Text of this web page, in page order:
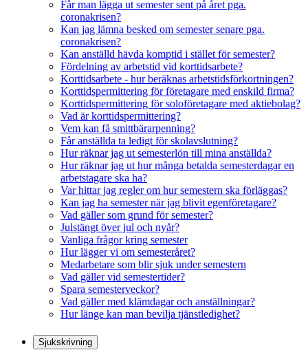
Får man lägga ut semester sent på året pga.
coronakrisen?
Kan jag lämna besked om semester senare pga.
coronakrisen?
Kan anställd hävda komptid i stället för semester?
Fördelning av arbetstid vid korttidsarbete?
Korttidsarbete - hur beräknas arbetstidsförkortningen?
Korttidspermittering för företagare med enskild firma?
Korttidspermittering för soloföretagare med aktiebolag?
Vad är korttidspermittering?
Vem kan få smittbärarpenning?
Får anställda ta ledigt för skolavslutning?
Hur räknar jag ut semesterlön till mina anställda?
Hur räknar jag ut hur många betalda semesterdagar en
arbetstagare ska ha?
Var hittar jag regler om hur semestern ska förläggas?
Kan jag ha semester när jag blivit egenföretagare?
Vad gäller som grund för semester?
Julstängt över jul och nyår?
Vanliga frågor kring semester
Hur lägger vi om semesteråret?
Medarbetare som blir sjuk under semestern
Vad gäller vid semestertider?
Spara semesterveckor?
Vad gäller med klämdagar och anställningar?
Hur länge kan man bevilja tjänstledighet?
Sjukskrivning